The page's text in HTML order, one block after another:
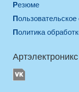
Резюме
Политика